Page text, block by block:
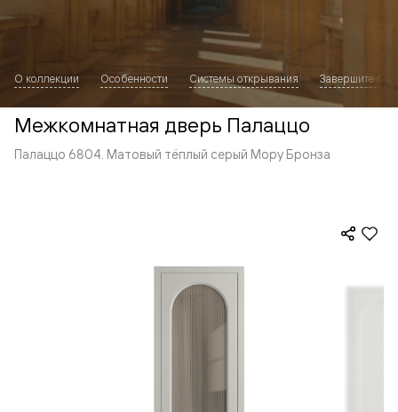
О коллекции Особенности Системы открывания Завершите
Межкомнатная дверь Палаццо
Палаццо 6804. Матовый тёплый серый Мору Бронза